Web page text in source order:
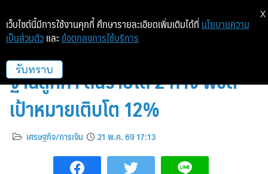
READY เปิดเกมรุก เร่งเครื่องขยาย
ฐานลูกค้า ดันรายได้ 2 ทาง พิชิต
เป้าหมายเติบโต 12%
เศรษฐกิจ/การเงิน 21 พ.ค. 69 17:13
เว็บไซต์นี้มีการใช้งานคุกกี้ ศึกษารายละเอียดเพิ่มเติมได้ที่ นโยบายความ
เป็นส่วนตัว และ ข้อตกลงการใช้บริการ
รับทราบ
X